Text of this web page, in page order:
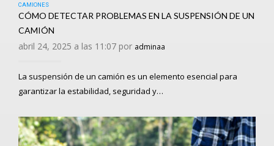
CAMIONES
CÓMO DETECTAR PROBLEMAS EN LA SUSPENSIÓN DE UN
CAMIÓN
abril 24, 2025 a las 11:07 por adminaa
La suspensión de un camión es un elemento esencial para
garantizar la estabilidad, seguridad y…